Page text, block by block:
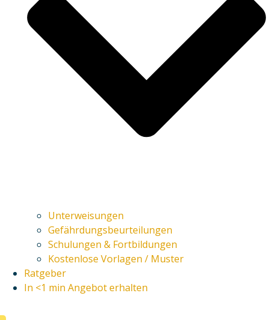
Unterweisungen
Gefährdungsbeurteilungen
Schulungen & Fortbildungen
Kostenlose Vorlagen / Muster
Ratgeber
In <1 min Angebot erhalten